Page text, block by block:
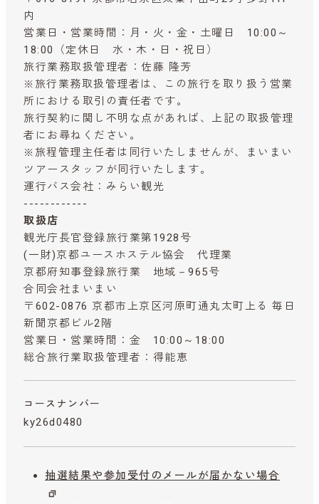
内
営業日・営業時間：月・火・金・土曜日 10:00～
18:00（定休日 水・木・日・祝日）
旅行業務取扱管理者：佐藤 隆芳
※旅行業務取扱管理者は、この旅行を取り扱う営業
所における取引の責任者です。
旅行契約に関し不明な点があれば、上記の取扱管理
者にお尋ねください。
※旅程管理主任者は同行いたしませんが、まいまい
ツアースタッフが同行いたします。
運行バス会社：みらい観光
------------
取扱店
観光庁長官登録旅行業第1928号
(一財)京都ユースホステル協会 代理業
京都府知事登録旅行業 地域－965号
合同会社まいまい
〒602-0876 京都市上京区河原町通丸太町上る 毎日
新聞京都ビル2階
営業日・営業時間：金 10:00～18:00
総合旅行業取扱管理者：得能恵
コースナンバー
ky26d0480
抽選結果や参加受付のメールが届かない場合